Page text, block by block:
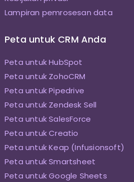
Lampiran pemrosesan data
Peta untuk CRM Anda
Peta untuk HubSpot
Peta untuk ZohoCRM
Peta untuk Pipedrive
Peta untuk Zendesk Sell
Peta untuk SalesForce
Peta untuk Creatio
Peta untuk Keap (Infusionsoft)
Peta untuk Smartsheet
Peta untuk Google Sheets